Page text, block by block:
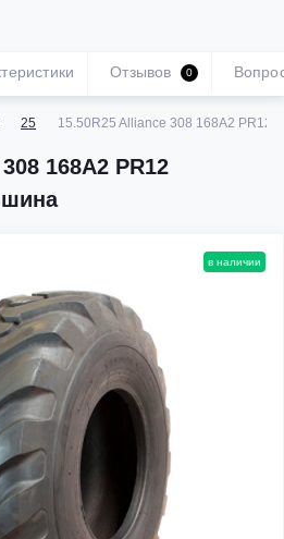
25 15.50R25 Alliance 308 168A2 PR12
168A2 PR12
шина
Отзывов 0
в наличии